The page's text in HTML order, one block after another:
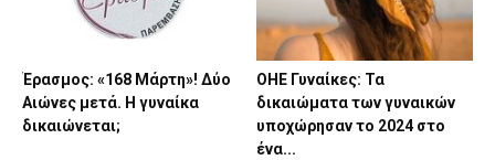
Έρασμος: «168 Μάρτη»! Δύο
Αιώνες μετά. Η γυναίκα
δικαιώνεται;
ΟΗΕ Γυναίκες: Τα
δικαιώματα των γυναικών
υποχώρησαν το 2024 στο
ένα...